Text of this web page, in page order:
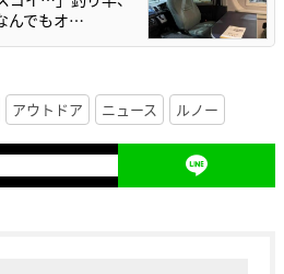
んでもオ…
アウトドア ニュース ルノー